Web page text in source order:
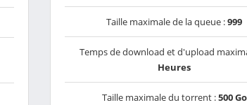
Taille maximale de la queue :999
Temps de download et d'upload
Heures
Taille maximale du torrent :500 Go